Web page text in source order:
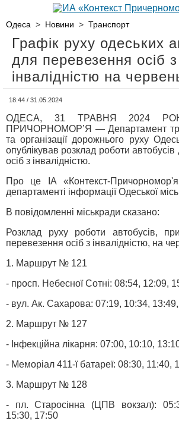
Одеса > Новини > Транспорт
Графік руху одеських
для перевезення осіб з
інвалідністю на
18:44 / 31.05.2024
ОДЕСА, 31 ТРАВНЯ 2024
ПРИЧОРНОМОР’Я — Департамент
та організації дорожнього руху
опублікував розклад роботи
осіб з інвалідністю.
Про це ІА «Контекст-
департаменті інформації Одеської
В повідомленні міськради сказано:
Розклад руху роботи автобусів,
перевезення осіб з інвалідністю, на
1. Маршрут № 121
- просп. Небесної Сотні: 08:54, 12:09,
- вул. Ак. Сахарова: 07:19, 10:34,
2. Маршрут № 127
- Інфекційна лікарня: 07:00, 10:10,
- Меморіал 411-ї батареї: 08:30, 11:40,
3. Маршрут № 128
- пл. Старосінна (ЦПВ вокзал):
15:30, 17:50